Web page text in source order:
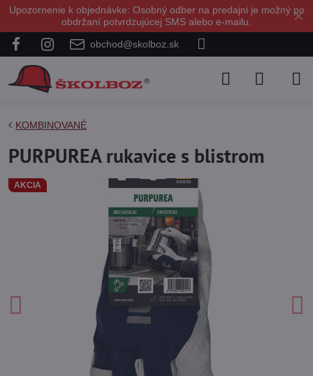
✕
Upozornenie k objednávke: Osobný odber na predajni je možný po
obdržaní potvrdzujúcej SMS alebo e-mailu.
obchod@skolboz.sk
AKCIA
KOMBINOVANÉ
PURPUREA rukavice s blistrom